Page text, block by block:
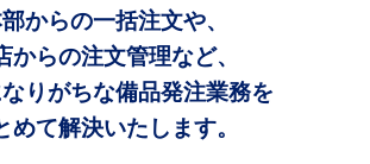
からの一括注文や、
からの注文管理など、
りがちな備品発注業務を
めて解決いたします。